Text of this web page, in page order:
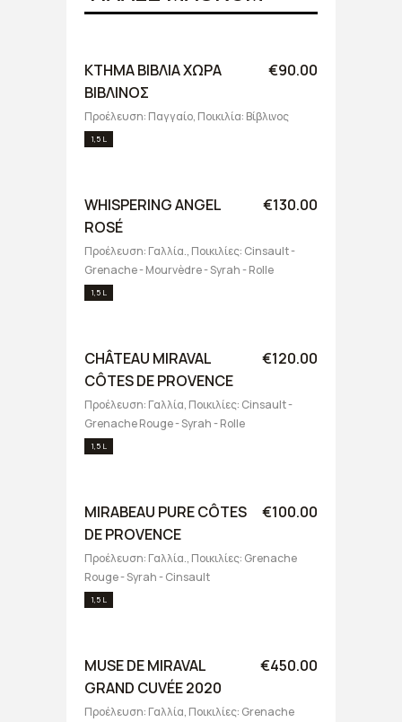
ΚΤΗΜΑ ΒΙΒΛΙΑ ΧΩΡΑ
ΒΙΒΛΙΝΟΣ
€90.00
Προέλευση: Παγγαίο, Ποικιλία: Βίβλινος
1,5 L
WHISPERING ANGEL
ROSÉ
€130.00
Προέλευση: Γαλλία., Ποικιλίες: Cinsault -
Grenache - Mourvèdre - Syrah - Rolle
1,5 L
CHÂTEAU MIRAVAL
CÔTES DE PROVENCE
€120.00
Προέλευση: Γαλλία, Ποικιλίες: Cinsault -
Grenache Rouge - Syrah - Rolle
1,5 L
MIRABEAU PURE CÔTES
DE PROVENCE
€100.00
Προέλευση: Γαλλία., Ποικιλίες: Grenache
Rouge - Syrah - Cinsault
1,5 L
MUSE DE MIRAVAL
GRAND CUVÉE 2020
€450.00
Προέλευση: Γαλλία, Ποικιλίες: Grenache